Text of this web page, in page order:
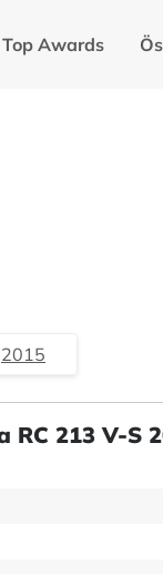
Top Awards
2015
RC 213 V-S